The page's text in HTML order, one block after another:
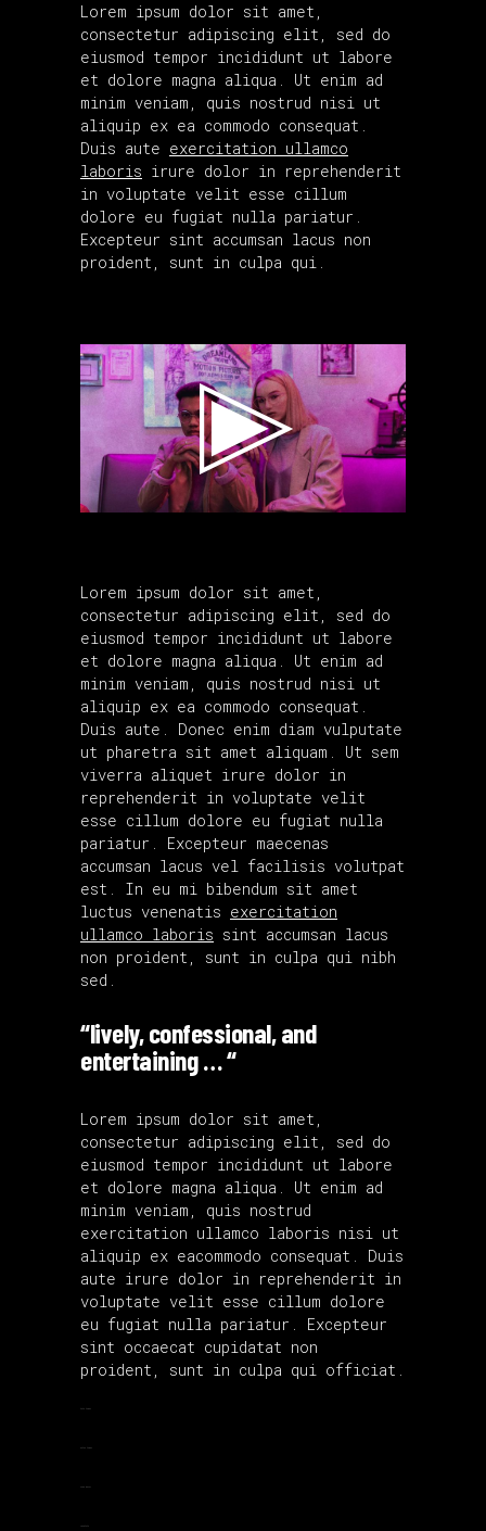
Lorem ipsum dolor sit amet,
consectetur adipiscing elit, sed do
eiusmod tempor incididunt ut labore
et dolore magna aliqua. Ut enim ad
minim veniam, quis nostrud nisi ut
aliquip ex ea commodo consequat.
Duis aute exercitation ullamco
laboris irure dolor in reprehenderit
in voluptate velit esse cillum
dolore eu fugiat nulla pariatur.
Excepteur sint accumsan lacus non
proident, sunt in culpa qui.
Lorem ipsum dolor sit amet,
consectetur adipiscing elit, sed do
eiusmod tempor incididunt ut labore
et dolore magna aliqua. Ut enim ad
minim veniam, quis nostrud nisi ut
aliquip ex ea commodo consequat.
Duis aute. Donec enim diam vulputate
ut pharetra sit amet aliquam. Ut sem
viverra aliquet irure dolor in
reprehenderit in voluptate velit
esse cillum dolore eu fugiat nulla
pariatur. Excepteur maecenas
accumsan lacus vel facilisis volutpat
est. In eu mi bibendum sit amet
luctus venenatis exercitation
ullamco laboris sint accumsan lacus
non proident, sunt in culpa qui nibh
sed.
“lively, confessional, and
entertaining … “
Lorem ipsum dolor sit amet,
consectetur adipiscing elit, sed do
eiusmod tempor incididunt ut labore
et dolore magna aliqua. Ut enim ad
minim veniam, quis nostrud
exercitation ullamco laboris nisi ut
aliquip ex eacommodo consequat. Duis
aute irure dolor in reprehenderit in
voluptate velit esse cillum dolore
eu fugiat nulla pariatur. Excepteur
sint occaecat cupidatat non
proident, sunt in culpa qui officiat.